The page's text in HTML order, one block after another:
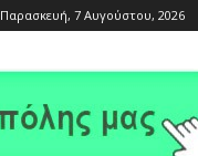
Παρασκευή, 7 Αυγούστου, 2026